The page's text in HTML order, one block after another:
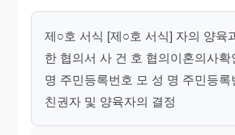
제○호 서식 [제○호 서식] 자의 양육
한 협의서 사 건 호 협의이혼의사확
명 주민등록번호 모 성 명 주민등
친권자 및 양육자의 결정